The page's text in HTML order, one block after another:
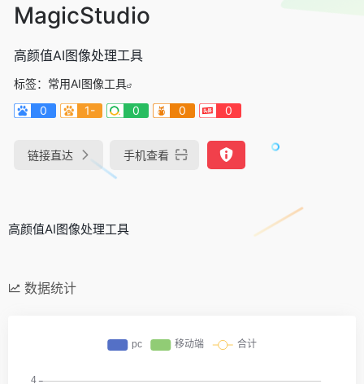
MagicStudio
高颜值AI图像处理工具
标签： 常用AI图像工具
0
1- 0 0 0
链接直达 手机查看
高颜值AI图像处理工具
数据统计